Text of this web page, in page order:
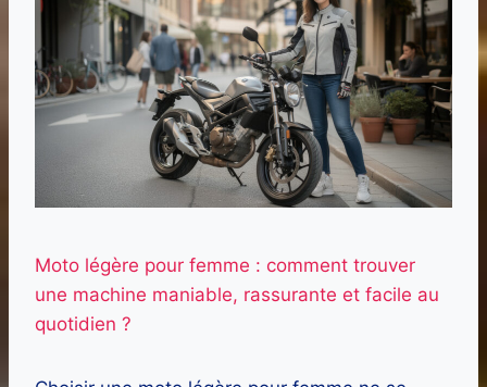
Moto légère pour femme : comment trouver
une machine maniable, rassurante et facile au
quotidien ?